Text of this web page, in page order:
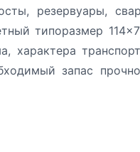
резервуары,
типоразмер
характера
запас